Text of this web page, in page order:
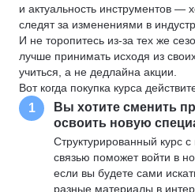
и актуальность инструментов
следят за изменениями в
И не торопитесь из-за тех же
лучше принимать исходя из
учиться, а не дедлайна акции.
Вот когда покупка курса
1
Вы хотите сменить
освоить новую
Структурированный курс
связью поможет войти в
если вы будете сами
разные материалы в